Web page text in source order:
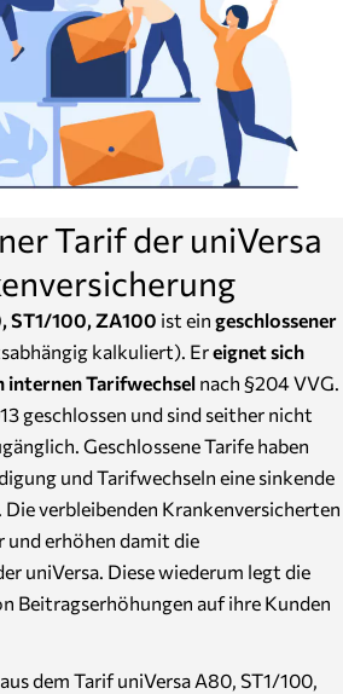
Tarif der uniVersa
ST1/100, ZA100 ist ein geschlossener
kalkuliert). Ereignet sich
internen Tarifwechsel nach §204 VVG.
geschlossen und sind seither nicht
Geschlossene Tarife haben
und Tarifwechseln eine sinkende
Die verbleibenden Krankenversicherten
erhöhen damit die
uniVersa. Diese wiederum legt die
Beitragserhöhungen auf ihre Kunden
dem Tarif uniVersa A80, ST1/100,